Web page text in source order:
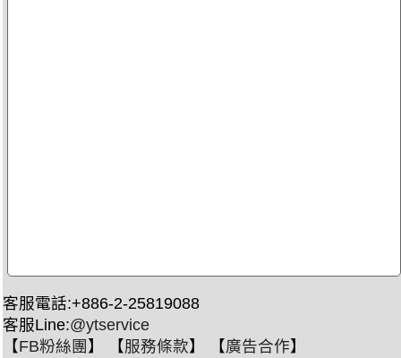
客服電話:+886-2-25819088
客服Line:@ytservice
【FB粉絲團 】 【服務條款】 【廣告合作】